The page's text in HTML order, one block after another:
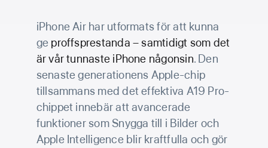
iPhone Air har utformats för att kunna
ge proffsprestanda – sam­tidigt som det
är vår tunnaste iPhone någonsin. Den
senaste generationens Apple-chip
tillsammans med det effektiva A19 Pro-
chippet innebär att avancerade
funktioner som Snygga till i Bilder och
Apple Intelligence blir kraftfulla och gör